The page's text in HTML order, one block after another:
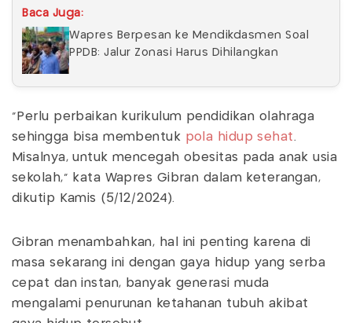
Baca Juga:
Wapres Berpesan ke Mendikdasmen Soal
PPDB: Jalur Zonasi Harus Dihilangkan
“Perlu perbaikan kurikulum pendidikan olahraga
sehingga bisa membentuk pola hidup sehat.
Misalnya, untuk mencegah obesitas pada anak usia
sekolah,” kata Wapres Gibran dalam keterangan,
dikutip Kamis (5/12/2024).
Gibran menambahkan, hal ini penting karena di
masa sekarang ini dengan gaya hidup yang serba
cepat dan instan, banyak generasi muda
mengalami penurunan ketahanan tubuh akibat